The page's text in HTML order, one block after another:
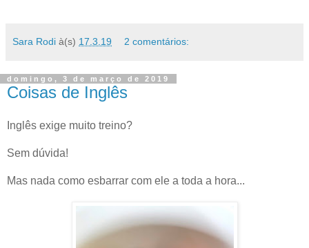
Sara Rodi à(s) 17.3.19 2 comentários:
domingo, 3 de março de 2019
Coisas de Inglês
Inglês exige muito treino?
Sem dúvida!
Mas nada como esbarrar com ele a toda a hora...